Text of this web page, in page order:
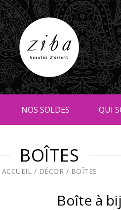
NOS SOLDES QUI
BOÎTES
ACCUEIL / DÉCOR / BOÎTES
Boîte à